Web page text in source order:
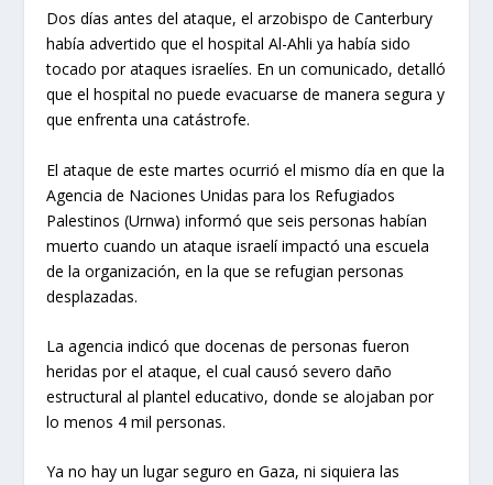
Dos días antes del ataque, el arzobispo de Canterbury
había advertido que el hospital Al-Ahli ya había sido
tocado por ataques israelíes. En un comunicado, detalló
que el hospital no puede evacuarse de manera segura y
que enfrenta una catástrofe.
El ataque de este martes ocurrió el mismo día en que la
Agencia de Naciones Unidas para los Refugiados
Palestinos (Urnwa) informó que seis personas habían
muerto cuando un ataque israelí impactó una escuela
de la organización, en la que se refugian personas
desplazadas.
La agencia indicó que docenas de personas fueron
heridas por el ataque, el cual causó severo daño
estructural al plantel educativo, donde se alojaban por
lo menos 4 mil personas.
Ya no hay un lugar seguro en Gaza, ni siquiera las